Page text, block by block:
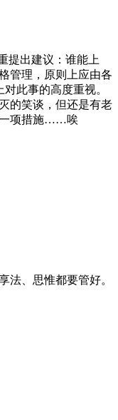
提出建议：谁能上
管理，原则上应由各
此事的高度重视。
的笑谈，但还是有老
一项措施……唉
法、思惟都要管好。